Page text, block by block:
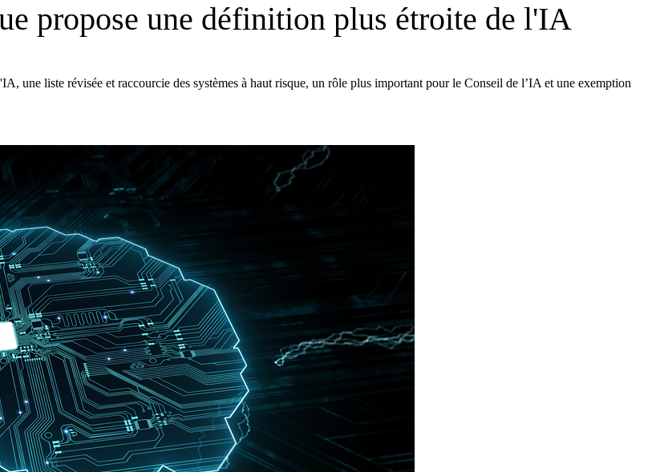
propose une définition plus étroite de l'IA
une liste révisée et raccourcie des systèmes à haut risque, un rôle plus important pour le Conseil de l’IA et une exemption